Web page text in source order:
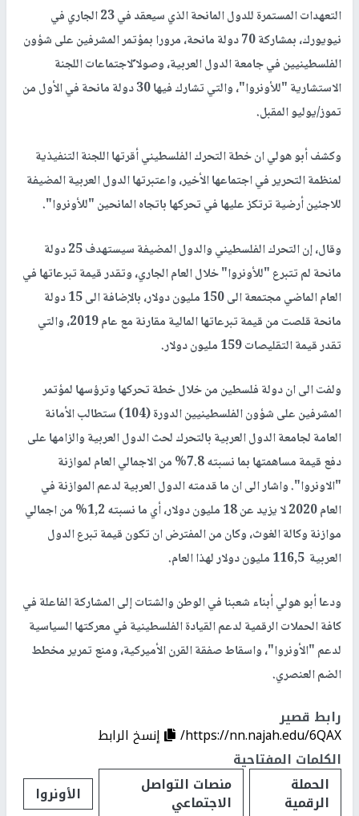
التعهدات المستمرة للدول المانحة الذي سيعقد في 23 الجاري في
نيويورك، بمشاركة 70 دولة مانحة، مرورا بمؤتمر المشرفين على شؤون
الفلسطينيين في جامعة الدول العربية، وصولا ًلاجتماعات اللجنة
الاستشارية "للأونروا"، والتي تشارك فيها 30 دولة مانحة في الأول من
تموز/يوليو المقبل.
وكشف أبو هولي ان خطة التحرك الفلسطيني أقرتها اللجنة التنفيذية
لمنظمة التحرير في اجتماعها الأخير، واعتبرتها الدول العربية المضيفة
للاجئين أرضية ترتكز عليها في تحركها باتجاه المانحين "للأونروا".
وقال، إن التحرك الفلسطيني والدول المضيفة سيستهدف 25 دولة
مانحة لم تتبرع "للأونروا" خلال العام الجاري، وتقدر قيمة تبرعاتها في
العام الماضي مجتمعة الى 150 مليون دولار، بالإضافة الى 15 دولة
مانحة قلصت من قيمة تبرعاتها المالية مقارنة مع عام 2019، والتي
تقدر قيمة التقليصات 159 مليون دولار.
ولفت الى ان دولة فلسطين من خلال خطة تحركها وترؤسها لمؤتمر
المشرفين على شؤون الفلسطينيين الدورة (104) ستطالب الأمانة
العامة لجامعة الدول العربية بالتحرك لحث الدول العربية والزامها على
دفع قيمة مساهمتها بما نسبته 7.8% من الاجمالي العام لموازنة
"الاونروا". واشار الى ان ما قدمته الدول العربية لدعم الموازنة في
العام 2020 لا يزيد عن 18 مليون دولار، أي ما نسبته 1,2% من اجمالي
موازنة وكالة الغوث، وكان من المفترض ان تكون قيمة تبرع الدول
العربية 116,5 مليون دولار لهذا العام.
ودعا أبو هولي أبناء شعبنا في الوطن والشتات إلى المشاركة الفاعلة في
كافة الحملات الرقمية لدعم القيادة الفلسطينية في معركتها السياسية
لدعم "الأونروا"، واسقاط صفقة القرن الأميركية، ومنع تمرير مخطط
الضم العنصري.
رابط قصير
https://nn.najah.edu/6QAX/
إنسخ الرابط
الكلمات المفتاحية
الحملة
الرقمية
منصات التواصل
الاجتماعي الأونروا